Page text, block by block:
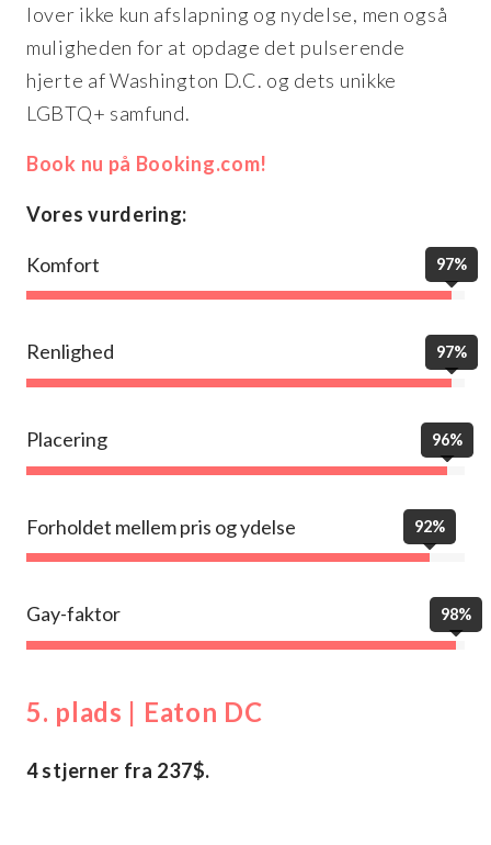
lover ikke kun afslapning og nydelse, men også
muligheden for at opdage det pulserende
hjerte af Washington D.C. og dets unikke
LGBTQ+ samfund.
Book nu på Booking.com!
Vores vurdering:
Komfort 97%
Renlighed 97%
Placering 96%
Forholdet mellem pris og ydelse 92%
Gay-faktor 98%
5. plads | Eaton DC
4 stjerner fra 237$.